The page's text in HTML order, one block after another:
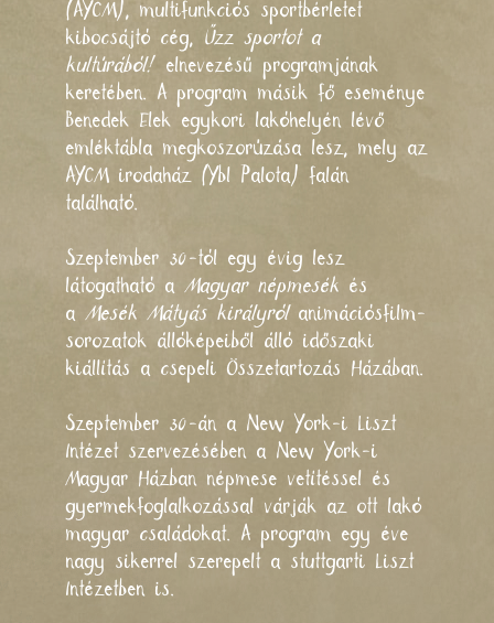
(AYCM),
multifunkciós sportbérletet
kibocsájtó cég, Űzz sportot a
kultúrából! elnevezésű programjának
keretében. A program másik fő eseménye
Benedek Elek egykori lakóhelyén lévő
emléktábla megkoszorúzása lesz, mely az
AYCM irodaház (Ybl Palota) falán
található.
Szeptember 30-tól egy évig lesz
látogatható a Magyar népmesék és
a Mesék Mátyás királyrólanimációsfilm-
sorozatok állóképeiből álló időszaki
kiállítás a csepeli Összetartozás Házában
Szeptember 30-án a New York-i Liszt
Intézet szervezésében a New York-i
Magyar Házban népmese vetítéssel és
gyermekfoglalkozással várják az ott lakó
magyar családokat. A program egy éve
nagy sikerrel szerepelt a stuttgarti Liszt
Intézetben is.